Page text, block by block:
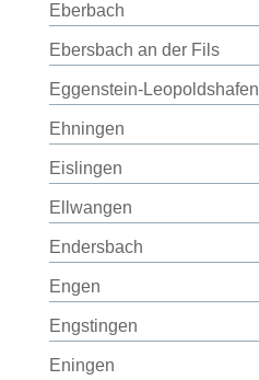
Eberbach
Ebersbach an der Fils
Eggenstein-Leopoldshafen
Ehningen
Eislingen
Ellwangen
Endersbach
Engen
Engstingen
Eningen